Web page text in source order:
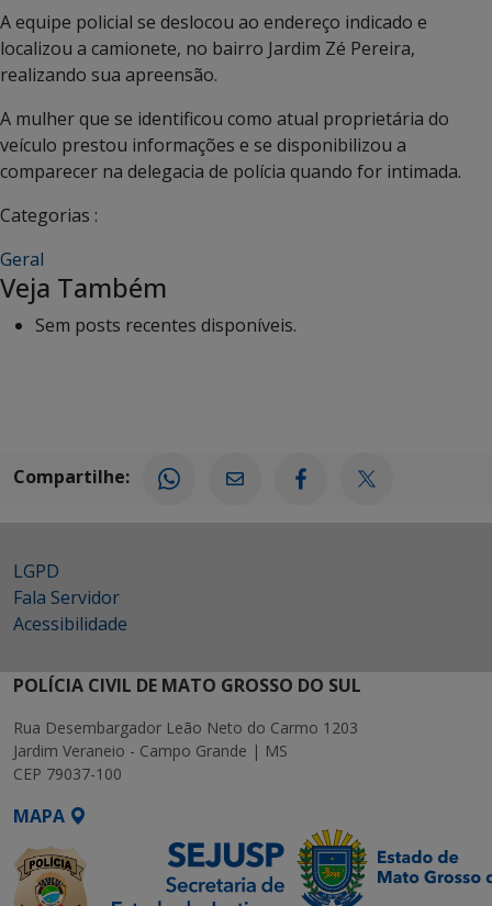
A equipe policial se deslocou ao endereço indicado e
localizou a camionete, no bairro Jardim Zé Pereira,
realizando sua apreensão.
A mulher que se identificou como atual proprietária do
veículo prestou informações e se disponibilizou a
comparecer na delegacia de polícia quando for intimada.
Categorias :
Geral
Veja Também
Sem posts recentes disponíveis.
Compartilhe:
LGPD
Fala Servidor
Acessibilidade
POLÍCIA CIVIL DE MATO GROSSO DO SUL
Rua Desembargador Leão Neto do Carmo 1203
Jardim Veraneio - Campo Grande | MS
CEP 79037-100
MAPA